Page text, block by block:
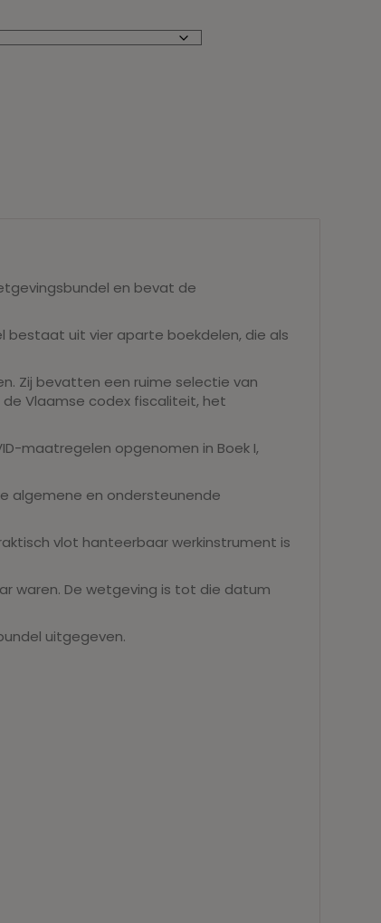
en bevat de
bestaat uit vier aparte boekdelen, die als
Zij bevatten een ruime selectie van
Vlaamse codex fiscaliteit, het
maatregelen opgenomen in Boek I,
algemene en ondersteunende
vlot hanteerbaar werkinstrument is
waren. De wetgeving is tot die datum
uitgegeven.